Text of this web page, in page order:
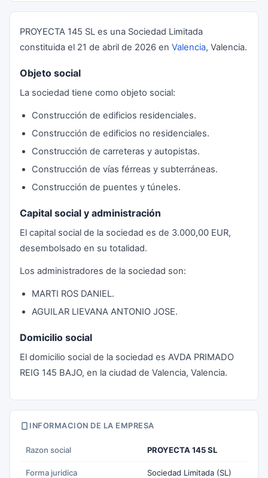
PROYECTA 145 SL es una Sociedad Limitada
constituida el 21 de abril de 2026 en Valencia, Valencia.
Objeto social
La sociedad tiene como objeto social:
Construcción de edificios residenciales.
Construcción de edificios no residenciales.
Construcción de carreteras y autopistas.
Construcción de vías férreas y subterráneas.
Construcción de puentes y túneles.
Capital social y administración
El capital social de la sociedad es de 3.000,00 EUR,
desembolsado en su totalidad.
Los administradores de la sociedad son:
MARTI ROS DANIEL.
AGUILAR LIEVANA ANTONIO JOSE.
Domicilio social
El domicilio social de la sociedad es AVDA PRIMADO
REIG 145 BAJO, en la ciudad de Valencia, Valencia.
INFORMACION DE LA EMPRESA
Razon social PROYECTA 145 SL
Forma juridica Sociedad Limitada (SL)